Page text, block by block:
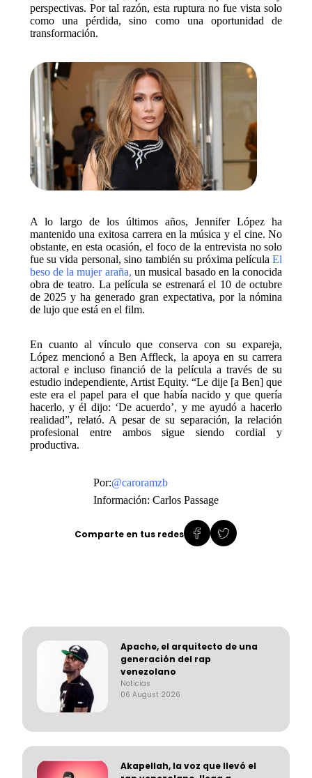
Apache, el arquitecto de una
generación del rap
venezolano
Noticias
06 August 2026
Akapellah, la voz que llevó el
perspectivas. Por tal razón, esta ruptura no fue vista solo
como una pérdida, sino como una oportunidad de
transformación.
A lo largo de los últimos años, Jennifer López ha
mantenido una exitosa carrera en la música y el cine. No
obstante, en esta ocasión, el foco de la entrevista no solo
fue su vida personal, sino también su próxima películaEl
beso de la mujer araña, un musical basado en la conocida
obra de teatro. La película se estrenará el 10 de octubre
de 2025 y ha generado gran expectativa, por la nómina
de lujo que está en el film.
En cuanto al vínculo que conserva con su expareja,
López mencionó a Ben Affleck, la apoya en su carrera
actoral e incluso financió de la película a través de su
estudio independiente, Artist Equity. “Le dije [a Ben] que
este era el papel para el que había nacido y que quería
hacerlo, y él dijo: ‘De acuerdo’, y me ayudó a hacerlo
realidad”, relató. A pesar de su separación, la relación
profesional entre ambos sigue siendo cordial y
productiva.
Por:@caroramzb
Información: Carlos Passage
Comparte en tus redes